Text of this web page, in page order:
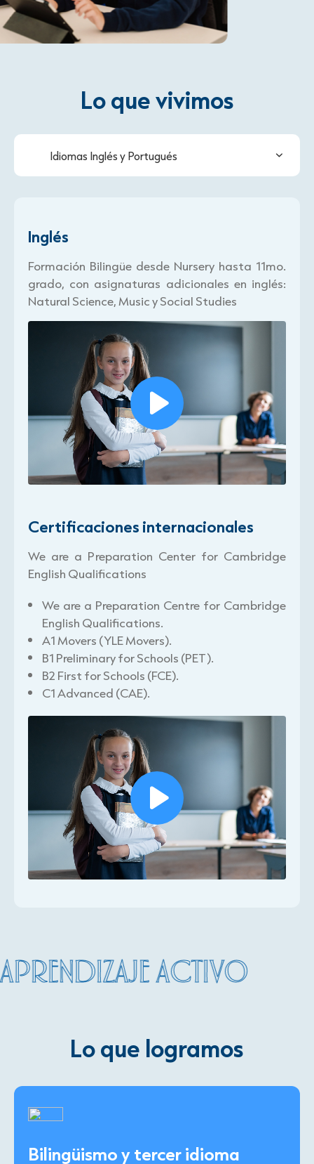
Lo que vivimos
Idiomas Inglés y Portugués
Inglés
Formación Bilingüe desde Nursery hasta 11mo.
grado, con asignaturas adicionales en inglés:
Natural Science, Music y Social Studies
Certificaciones internacionales
We are a Preparation Center for Cambridge
English Qualifications
We are a Preparation Centre for Cambridge
English Qualifications.
A1 Movers (YLE Movers).
B1 Preliminary for Schools (PET).
B2 First for Schools (FCE).
C1 Advanced (CAE).
ACTIVO
Lo que logramos
Bilingüismo y tercer idioma